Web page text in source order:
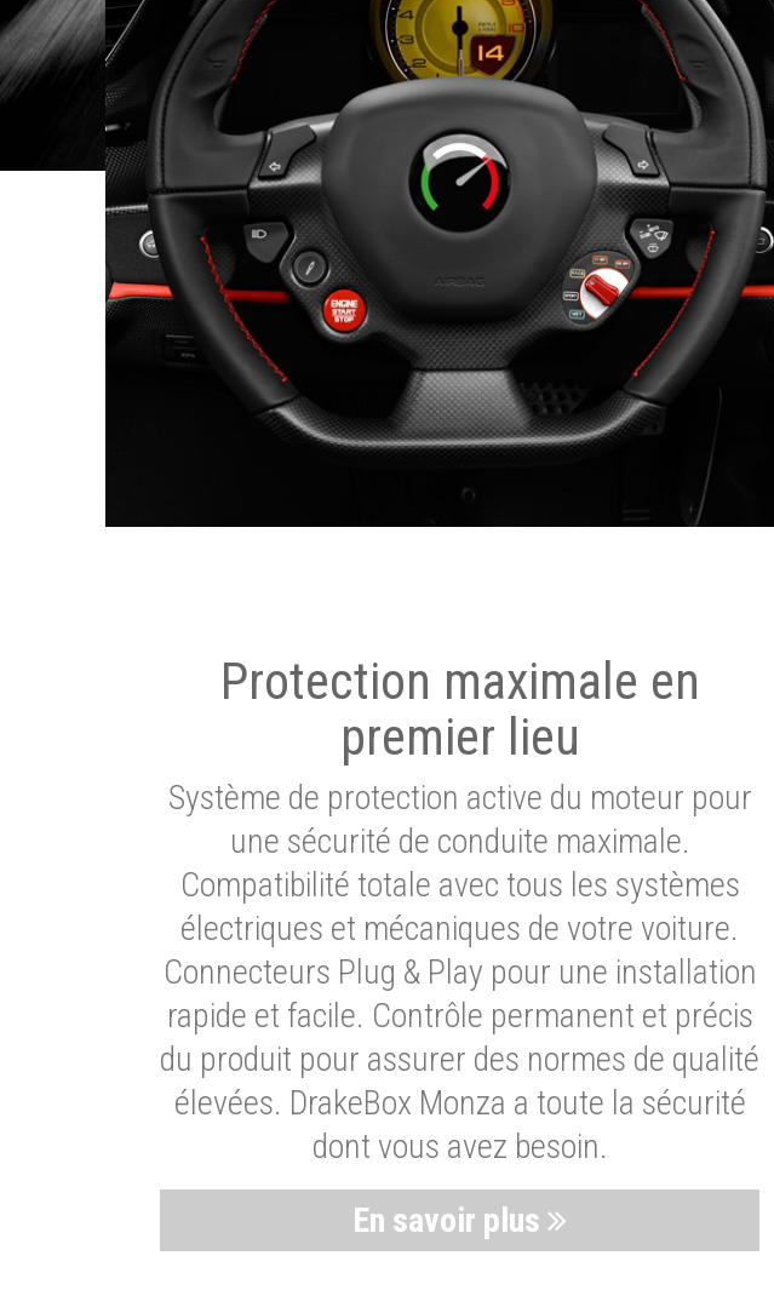
Protection maximale en
premier lieu
Système de protection active du moteur pour
une sécurité de conduite maximale.
Compatibilité totale avec tous les systèmes
électriques et mécaniques de votre voiture.
Connecteurs Plug & Play pour une installation
rapide et facile. Contrôle permanent et précis
du produit pour assurer des normes de qualité
élevées. DrakeBox Monza a toute la sécurité
dont vous avez besoin.
En savoir plus